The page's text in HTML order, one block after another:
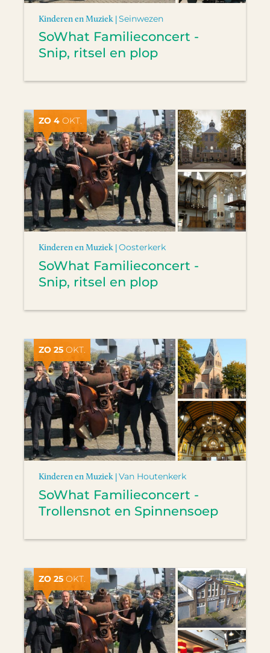
Kinderen en Muziek |Seinwezen
SoWhat Familieconcert -
Snip, ritsel en plop
ZO 4 OKT.
Kinderen en Muziek |Oosterkerk
SoWhat Familieconcert -
Snip, ritsel en plop
ZO 25 OKT.
Kinderen en Muziek |Van Houtenkerk
SoWhat Familieconcert -
Trollensnot en Spinnensoep
ZO 25 OKT.